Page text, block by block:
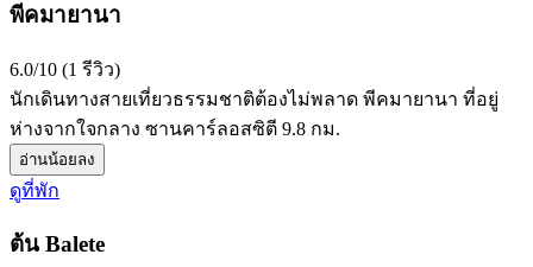
พีคมายานา
6.0/10 (1 รีวิว)
นักเดินทางสายเที่ยวธรรมชาติต้องไม่พลาด พีคมายานา ที่อยู่
ห่างจากใจกลาง ซานคาร์ลอสซิตี 9.8 กม.
อ่านน้อยลง
ดูที่พัก
ต้น Balete